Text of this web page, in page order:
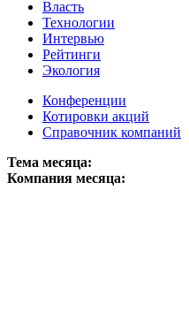
Власть
Технологии
Интервью
Рейтинги
Экология
Конференции
Котировки акций
Справочник компаний
Тема месяца:
Компания месяца: